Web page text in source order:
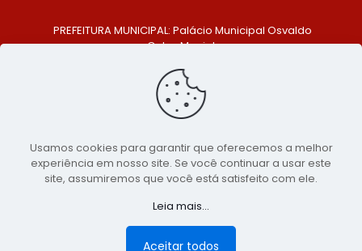
PREFEITURA MUNICIPAL: Palácio Municipal Osvaldo
Celso Maciel
Centro, São Bento do Una - PE. CEP: 553370-128
TELEFONE: (81) 99548-1569
E-MAIL: ouvidoria@saobentodouna.pe.gov.br
Copyright 2021-2026 - Assessoria de Comunicação da
Prefeitura de São Bento do Una - PE
publicidadeLumusWeb - Agência Digital
Usamos cookies para garantir que oferecemos a melhor
experiência em nosso site. Se você continuar a usar este
site, assumiremos que você está satisfeito com ele.
Leia mais...
Aceitar todos